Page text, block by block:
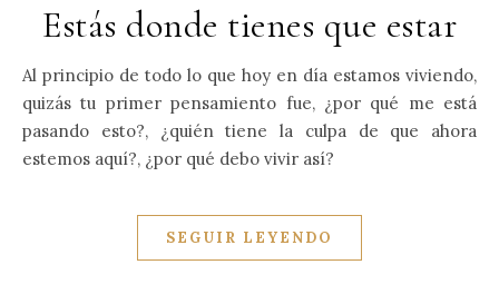
Estás donde tienes que estar
Al principio de todo lo que hoy en día estamos viviendo,
quizás tu primer pensamiento fue, ¿por qué me está
pasando esto?, ¿quién tiene la culpa de que ahora
estemos aquí?, ¿por qué debo vivir así?
SEGUIR LEYENDO